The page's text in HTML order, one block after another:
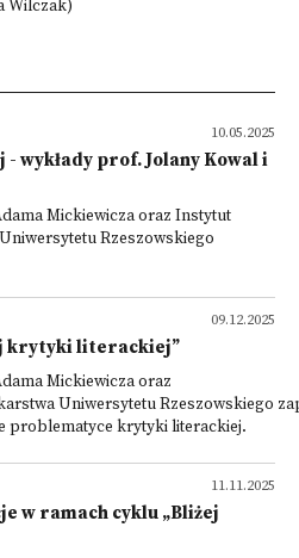
Wilczak)
10.05.2025
wykłady prof. Jolany Kowal i
Mickiewicza oraz Instytut
Rzeszowskiego
09.12.2025
krytyki literackiej”
Mickiewicza oraz
Uniwersytetu Rzeszowskiego
problematyce krytyki literackiej.
11.11.2025
w ramach cyklu „Bliżej